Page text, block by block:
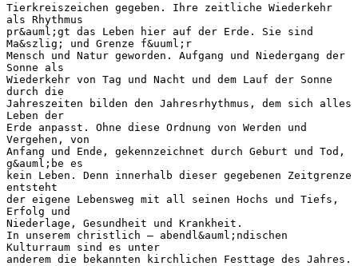
Tierkreiszeichen gegeben. Ihre zeitliche Wiederkehr
als Rhythmus
pr&auml;gt das Leben hier auf der Erde. Sie sind
Ma&szlig; und Grenze f&uuml;r
Mensch und Natur geworden. Aufgang und Niedergang der
Sonne als
Wiederkehr von Tag und Nacht und dem Lauf der Sonne
durch die
Jahreszeiten bilden den Jahresrhythmus, dem sich alles
Leben der
Erde anpasst. Ohne diese Ordnung von Werden und
Vergehen, von
Anfang und Ende, gekennzeichnet durch Geburt und Tod,
g&auml;be es
kein Leben. Denn innerhalb dieser gegebenen Zeitgrenze
entsteht
der eigene Lebensweg mit all seinen Hochs und Tiefs,
Erfolg und
Niederlage, Gesundheit und Krankheit.
In unserem christlich – abendl&auml;ndischen
Kulturraum sind es unter
anderem die bekannten kirchlichen Festtage des Jahres.